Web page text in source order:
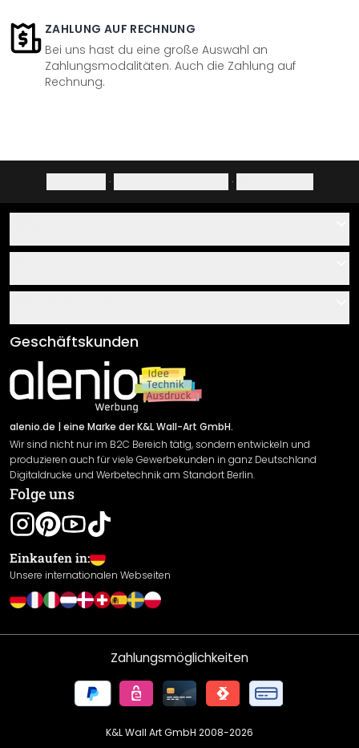
ZAHLUNG AUF RECHNUNG
Bei uns hast du eine große Auswahl an
Zahlungsmodalitäten. Auch die Zahlung auf
Rechnung.
· ·
Über uns
Klebe- und Montageanleitungen
Newsletter An-/Abmeldung
Sendungsverfolgung
AGB
Impressum
Versand & Zahlung
Rücksendung
Widerrufsrecht
Datenschutzerklärung
Gewährleistung
Leistungserklärung / CE-Zeichen
Cookie Einstellungen
Geschäftskunden
alenio.de | eine Marke der K&L Wall-Art GmbH.
Wir sind nicht nur im B2C Bereich tätig, sondern entwickeln und
produzieren auch für viele Gewerbekunden in ganz Deutschland
Digitaldrucke und Werbetechnik am Standort Berlin.
Folge uns
Einkaufen in:
Unsere internationalen Webseiten
Zahlungsmöglichkeiten
K&L Wall Art GmbH 2008-2026